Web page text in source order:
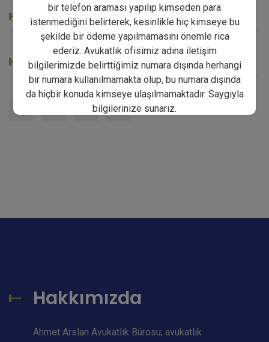
SON MAKALELER
SOSYAL MEDYA
bir telefon araması yapılıp kimseden para
istenmediğini belirterek, kesinlikle hiç kimseye bu
şekilde bir ödeme yapılmamasını önemle rica
ederiz. Avukatlık ofisimiz adına iletişim
bilgilerimizde belirttiğimiz numara dışında herhangi
bir numara kullanılmamakta olup, bu numara dışında
da hiçbir konuda kimseye ulaşılmamaktadır. Saygıyla
bilgilerinize sunarız.
Hakkımızda
Ahmet Arslan Avukatlık Bürosu; avukatlık